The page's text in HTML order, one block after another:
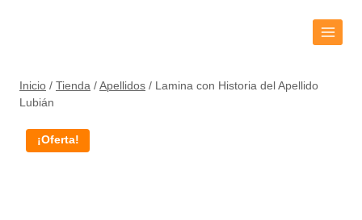
Inicio / Tienda / Apellidos / Lamina con Historia del Apellido
Lubián
¡Oferta!